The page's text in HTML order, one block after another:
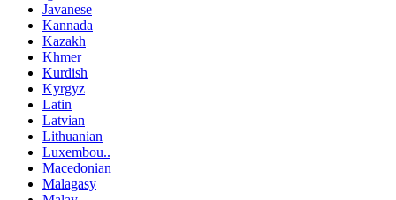
Javanese
Kannada
Kazakh
Khmer
Kurdish
Kyrgyz
Latin
Latvian
Lithuanian
Luxembou..
Macedonian
Malagasy